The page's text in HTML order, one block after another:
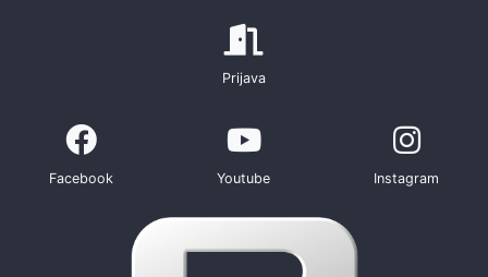
Prijava
Facebook Youtube Instagram